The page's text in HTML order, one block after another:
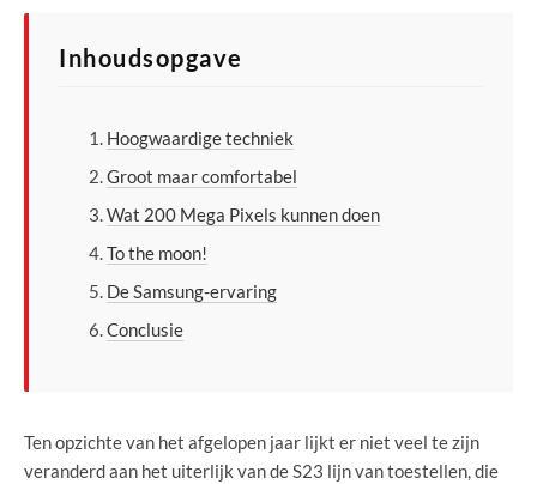
Inhoudsopgave
Hoogwaardige techniek
Groot maar comfortabel
Wat 200 Mega Pixels kunnen doen
To the moon!
De Samsung-ervaring
Conclusie
Ten opzichte van het afgelopen jaar lijkt er niet veel te zijn
veranderd aan het uiterlijk van de S23 lijn van toestellen, die